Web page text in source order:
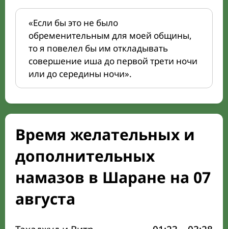
«Если бы это не было
обременительным для моей общины,
то я повелел бы им откладывать
совершение иша до первой трети ночи
или до середины ночи».
Время желательных и
дополнительных
намазов в Шаране на 07
августа